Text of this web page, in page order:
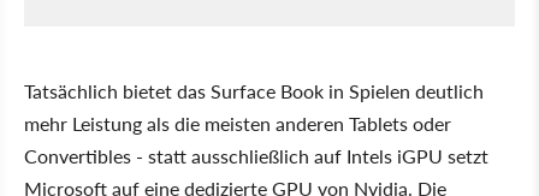
Tatsächlich bietet das Surface Book in Spielen deutlich
mehr Leistung als die meisten anderen Tablets oder
Convertibles - statt ausschließlich auf Intels iGPU setzt
Microsoft auf eine dedizierte GPU von Nvidia. Die